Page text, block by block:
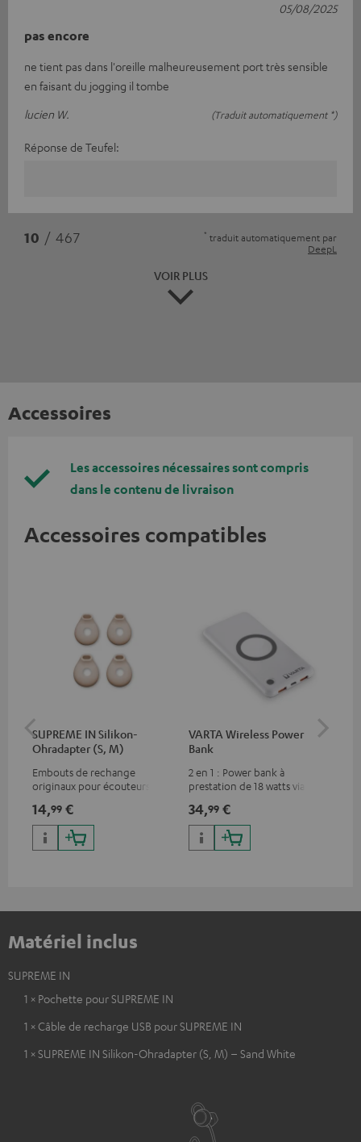
pas encore
ne tient pas dans l'oreille malheureusement port très sensible
en faisant du jogging il tombe
lucien W.
(Traduit automatiquement *)
05/08/2025
Réponse de Teufel:
10 / 467 * traduit automatiquement par
DeepL
VOIR PLUS
Accessoires
Les accessoires nécessaires sont compris
dans le contenu de livraison
Accessoires compatibles
SUPREME IN Silikon-
Ohradapter (S, M)
Embouts de rechange
originaux pour écouteurs
14,99 €
VARTA Wireless Power
Bank
2 en 1 : Power bank à
prestation de 18 watts via USB
jusqu’à 10 watts
34,99 €
Matériel inclus
SUPREME IN
1 × Pochette pour SUPREME IN
1 × Câble de recharge USB pour SUPREME IN
1 × SUPREME IN Silikon-Ohradapter (S, M) – Sand White